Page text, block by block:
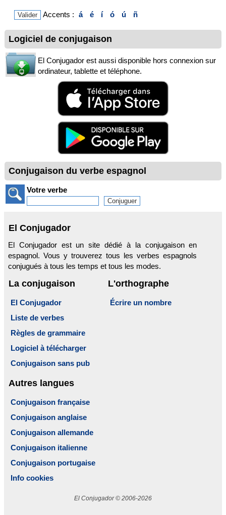
Accents : á é í ó ú ñ
Logiciel de conjugaison
El Conjugador est aussi disponible hors connexion sur
ordinateur, tablette et téléphone.
Conjugaison du verbe espagnol
Votre verbe
El Conjugador
El Conjugador est un site dédié à la conjugaison en
espagnol. Vous y trouverez tous les verbes espagnols
conjugués à tous les temps et tous les modes.
La conjugaison
El Conjugador
Liste de verbes
Règles de grammaire
Logiciel à télécharger
Conjugaison sans pub
L'orthographe
Écrire un nombre
Autres langues
Conjugaison française
Conjugaison anglaise
Conjugaison allemande
Conjugaison italienne
Conjugaison portugaise
Info cookies
El Conjugador © 2006-2026